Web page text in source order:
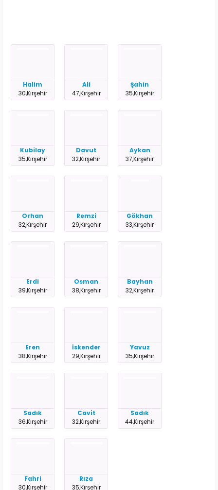
Halim
30,Kırşehir
Ali
47,Kırşehir
Şahin
35,Kırşehir
Kubilay
35,Kırşehir
Davut
32,Kırşehir
Aykan
37,Kırşehir
Orhan
32,Kırşehir
Remzi
29,Kırşehir
Gökhan
33,Kırşehir
Erdi
39,Kırşehir
Osman
38,Kırşehir
Bayhan
32,Kırşehir
Eren
38,Kırşehir
İskender
29,Kırşehir
Yavuz
35,Kırşehir
Sadık
36,Kırşehir
Cavit
32,Kırşehir
Sadık
44,Kırşehir
Fahri
30,Kırşehir
Rıza
35,Kırşehir